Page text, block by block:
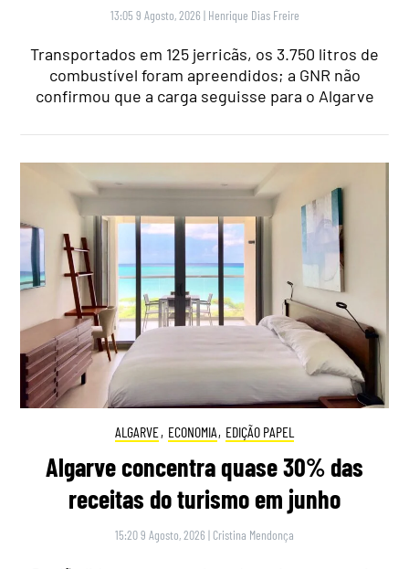
13:05 9 Agosto, 2026 | Henrique Dias Freire
Transportados em 125 jerricãs, os 3.750 litros de
combustível foram apreendidos; a GNR não
confirmou que a carga seguisse para o Algarve
ALGARVE, ECONOMIA, EDIÇÃO PAPEL
Algarve concentra quase 30% das
receitas do turismo em junho
15:20 9 Agosto, 2026 | Cristina Mendonça